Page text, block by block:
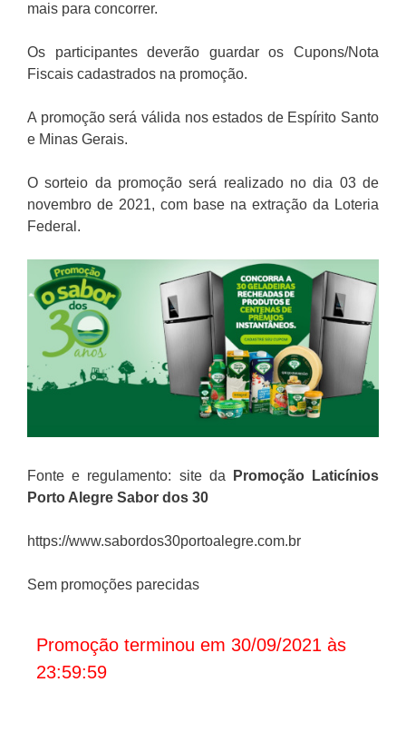
mais para concorrer.
Os participantes deverão guardar os Cupons/Nota
Fiscais cadastrados na promoção.
A promoção será válida nos estados de Espírito Santo
e Minas Gerais.
O sorteio da promoção será realizado no dia 03 de
novembro de 2021, com base na extração da Loteria
Federal.
Fonte e regulamento: site da
Promoção Laticínios
Porto Alegre Sabor dos 30
https://www.sabordos30portoalegre.com.br
Sem promoções parecidas
Promoção terminou em 30/09/2021 às
23:59:59